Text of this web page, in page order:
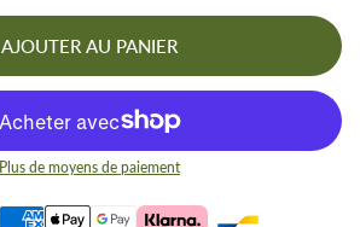
AJOUTER AU PANIER
Plus de moyens de paiement